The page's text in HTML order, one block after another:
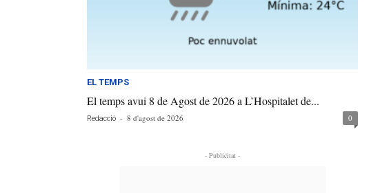
EL TEMPS
El temps avui 8 de Agost de 2026 a L’Hospitalet de...
Redacció - 8 d'agost de 2026 0
- Publicitat -